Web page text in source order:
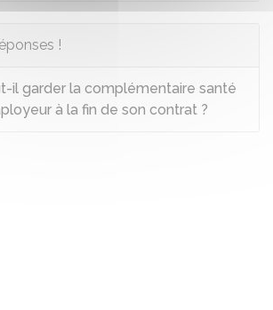
!
il garder la complémentaire santé
à la fin de son contrat ?